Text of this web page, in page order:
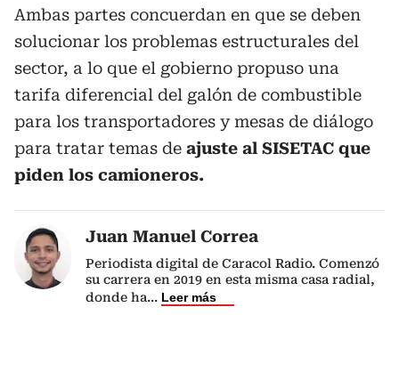
Ambas partes concuerdan en que se deben
solucionar los problemas estructurales del
sector, a lo que el gobierno propuso una
tarifa diferencial del galón de combustible
para los transportadores y mesas de diálogo
para tratar temas de ajuste al SISETAC que
piden los camioneros.
Juan Manuel Correa
Periodista digital de Caracol Radio. Comenzó
su carrera en 2019 en esta misma casa radial,
donde ha... Leer más